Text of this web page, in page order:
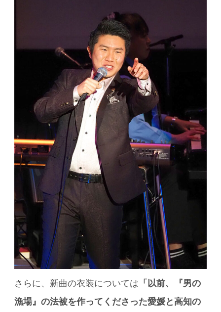
さらに、新曲の衣装については 「以前、『男の
漁場』の法被を作ってくださった愛媛と高知の